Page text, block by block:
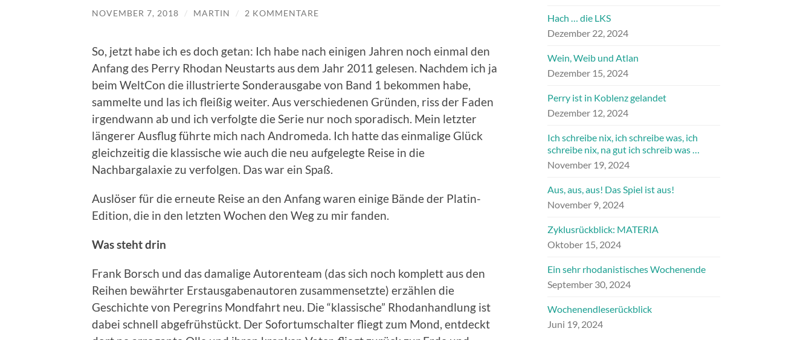
NOVEMBER 7, 2018 / MARTIN / 2 KOMMENTARE
So, jetzt habe ich es doch getan: Ich habe nach einigen Jahren noch einmal den
Anfang des Perry Rhodan Neustarts aus dem Jahr 2011 gelesen. Nachdem ich ja
beim WeltCon die illustrierte Sonderausgabe von Band 1 bekommen habe,
sammelte und las ich fleißig weiter. Aus verschiedenen Gründen, riss der Faden
irgendwann ab und ich verfolgte die Serie nur noch sporadisch. Mein letzter
längerer Ausflug führte mich nach Andromeda. Ich hatte das einmalige Glück
gleichzeitig die klassische wie auch die neu aufgelegte Reise in die
Nachbargalaxie zu verfolgen. Das war ein Spaß.
Auslöser für die erneute Reise an den Anfang waren einige Bände der Platin-
Edition, die in den letzten Wochen den Weg zu mir fanden.
Was steht drin
Frank Borsch und das damalige Autorenteam (das sich noch komplett aus den
Reihen bewährter Erstausgabenautoren zusammensetzte) erzählen die
Geschichte von Peregrins Mondfahrt neu. Die “klassische” Rhodanhandlung ist
dabei schnell abgefrühstückt. Der Sofortumschalter fliegt zum Mond, entdeckt
Hach … die LKS
Dezember 22, 2024
Wein, Weib und Atlan
Dezember 15, 2024
Perry ist in Koblenz gelandet
Dezember 12, 2024
Ich schreibe nix, ich schreibe was, ich
schreibe nix, na gut ich schreib was …
November 19, 2024
Aus, aus, aus! Das Spiel ist aus!
November 9, 2024
Zyklusrückblick: MATERIA
Oktober 15, 2024
Ein sehr rhodanistisches Wochenende
September 30, 2024
Wochenendleserückblick
Juni 19, 2024